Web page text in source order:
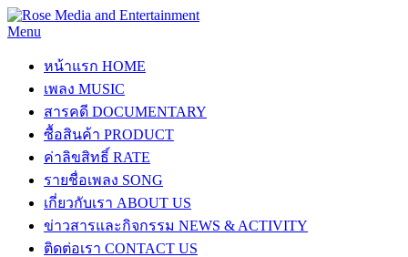
Menu
หน้าแรก HOME
เพลง MUSIC
สารคดี DOCUMENTARY
ซื้อสินค้า PRODUCT
ค่าลิขสิทธิ์ RATE
รายชื่อเพลง SONG
เกี่ยวกับเรา ABOUT US
ข่าวสารและกิจกรรม NEWS & ACTIVITY
ติดต่อเรา CONTACT US